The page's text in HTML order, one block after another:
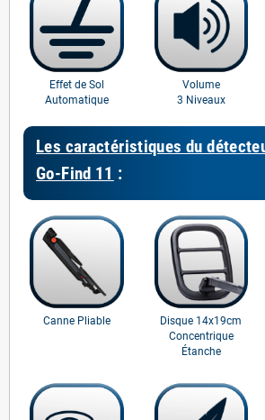
Effet de Sol
Automatique
Volume
3 Niveaux
Les caractéristiques du
Go-Find 11 :
Canne Pliable
Disque 14x19cm
Concentrique
Étanche